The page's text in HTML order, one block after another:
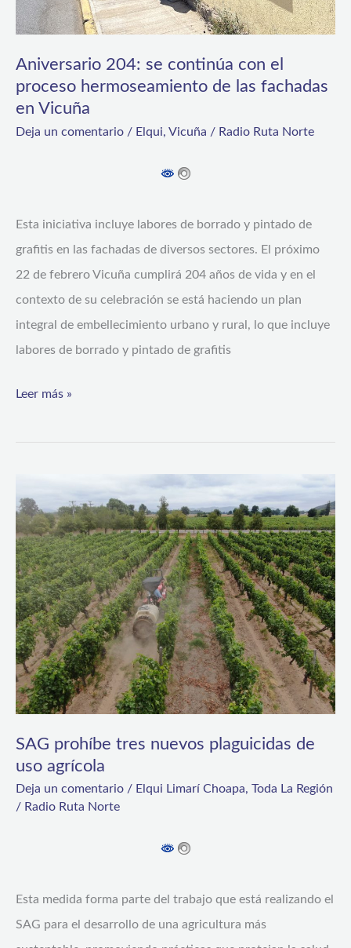
Aniversario 204: se continúa con el
proceso hermoseamiento de las fachadas
en Vicuña
Deja un comentario / Elqui, Vicuña / Radio Ruta Norte
Esta iniciativa incluye labores de borrado y pintado de
grafitis en las fachadas de diversos sectores. El próximo
22 de febrero Vicuña cumplirá 204 años de vida y en el
contexto de su celebración se está haciendo un plan
integral de embellecimiento urbano y rural, lo que incluye
labores de borrado y pintado de grafitis
de
las
fachadas
en
Vicuña
Leer más »
SAG prohíbe tres nuevos plaguicidas de
uso agrícola
Deja un comentario / Elqui Limarí Choapa, Toda La Región
/ Radio Ruta Norte
Esta medida forma parte del trabajo que está realizando el
SAG para el desarrollo de una agricultura más
prohíbe
tres
nuevos
plaguicidas
de
uso
agrícola